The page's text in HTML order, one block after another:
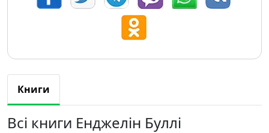
Книги
Всі книги Енджелін Буллі